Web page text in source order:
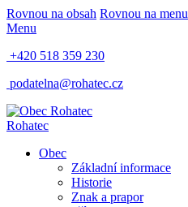
Rovnou na obsah Rovnou na menu
Menu
+420 518 359 230
podatelna@rohatec.cz
Rohatec
Obec
Základní informace
Historie
Znak a prapor